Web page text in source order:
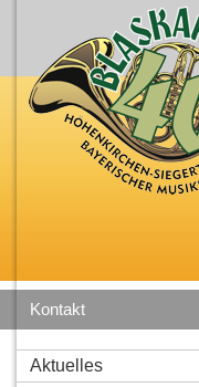
Kontakt
Aktuelles